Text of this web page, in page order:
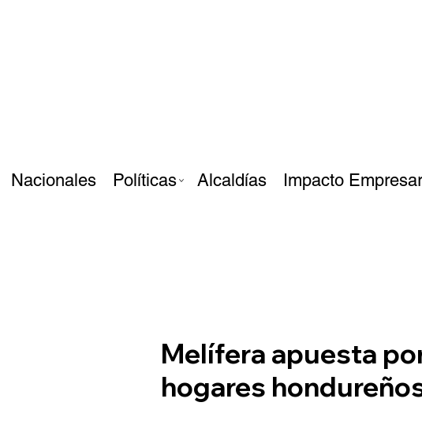
Nacionales Políticas Alcaldías Impacto
Melífera apuesta
hogares